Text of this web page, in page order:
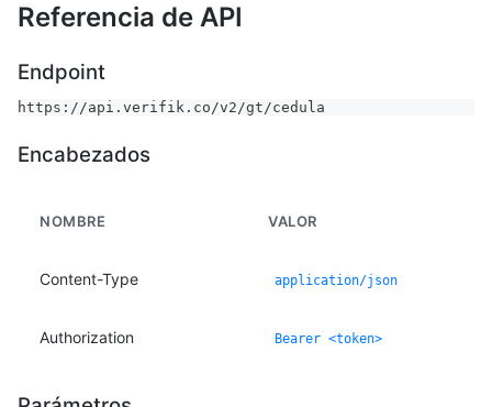
Referencia de API
Endpoint
https://api.verifik.co/v2/gt/cedula
Encabezados
NOMBRE VALOR
Content-Type application/json
Authorization Bearer <token>